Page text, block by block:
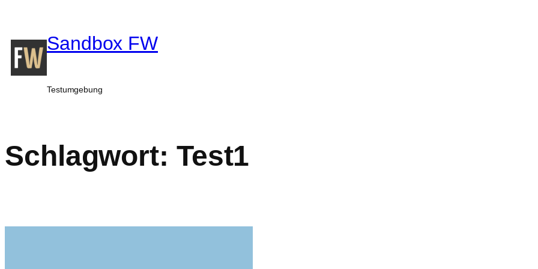
Sandbox FW
Testumgebung
Schlagwort: Test1